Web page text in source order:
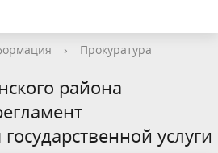
› Прокуратура
района
услуги